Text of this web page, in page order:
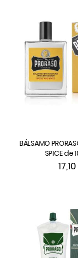
BÁLSAMO
SPICE de